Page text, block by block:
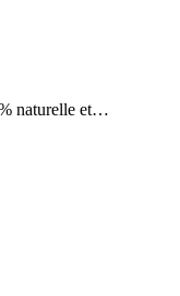
naturelle et…